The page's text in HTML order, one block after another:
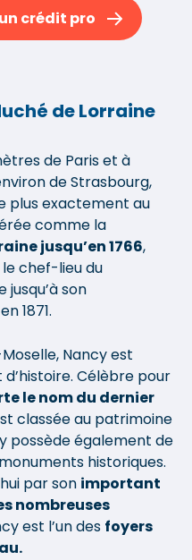
crédit pro
de Lorraine
de Paris et à
de Strasbourg,
plus exactement au
comme la
jusqu’en 1766,
chef-lieu du
son
1871.
Nancy est
d’histoire. Célèbre pour
le nom du dernier
classée au patrimoine
possède également de
historiques.
par son important
nombreuses
est l’un des foyers